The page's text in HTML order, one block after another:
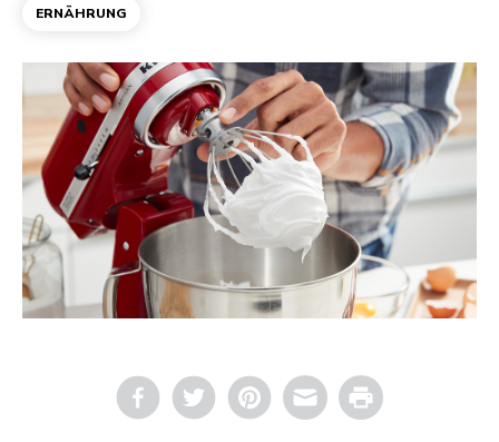
ERNÄHRUNG
Email Print